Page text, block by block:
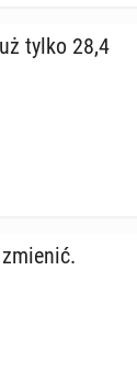
tylko 28,4